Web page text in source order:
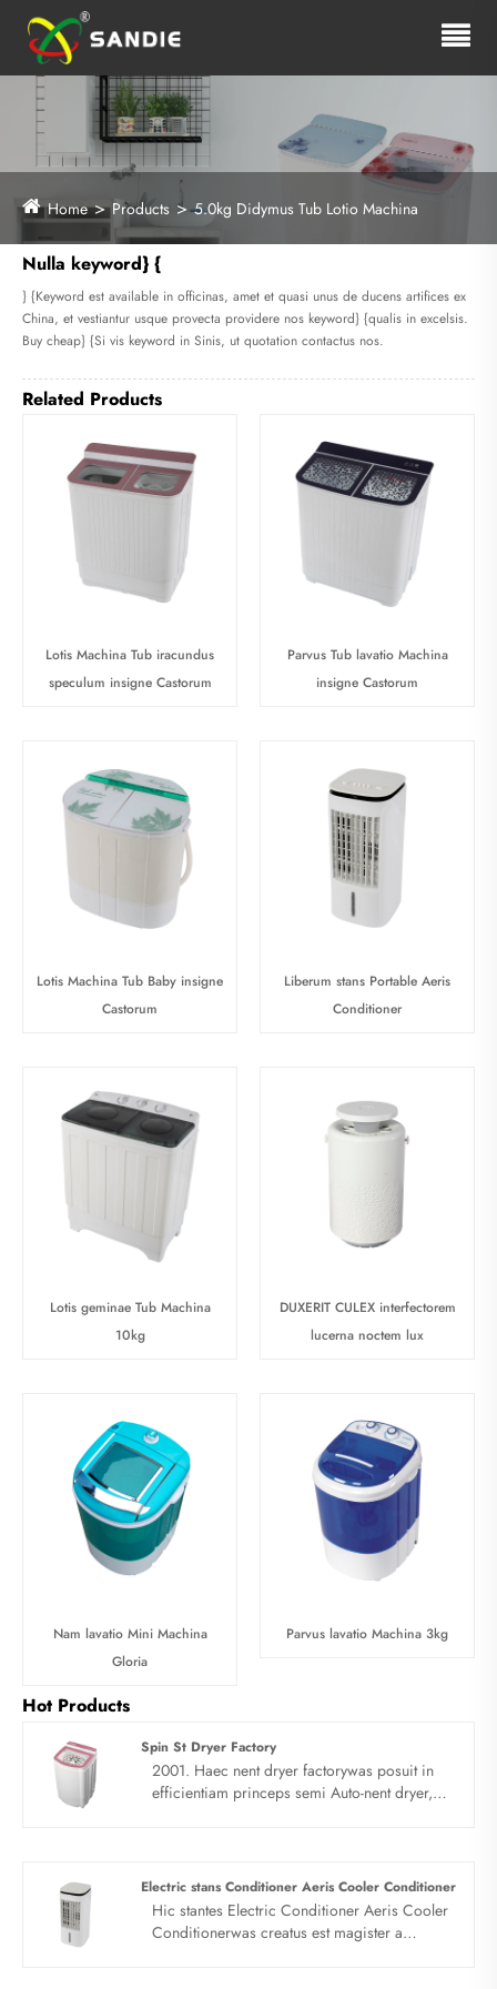
Home Products 5.0kg Didymus Tub Lotio Machina
Nulla keyword} {
} {Keyword est available in officinas, amet et quasi unus de ducens artifices ex
China, et vestiantur usque provecta providere nos keyword} {qualis in excelsis.
Buy cheap} {Si vis keyword in Sinis, ut quotation contactus nos.
Related Products
Lotis Machina Tub iracundus
speculum insigne Castorum
Parvus Tub lavatio Machina
insigne Castorum
Lotis Machina Tub Baby insigne
Castorum
Liberum stans Portable Aeris
Conditioner
Lotis geminae Tub Machina
10kg
DUXERIT CULEX interfectorem
lucerna noctem lux
Nam lavatio Mini Machina
Gloria
Parvus lavatio Machina 3kg
Hot Products
Spin St Dryer Factory
2001. Haec nent dryer factorywas posuit in
efficientiam princeps semi Auto-nent dryer,
probationem lava mollis et mundis lava
perfectum compositum.
Electric stans Conditioner Aeris Cooler Conditioner
Hic stantes Electric Conditioner Aeris Cooler
Conditionerwas creatus est magister a